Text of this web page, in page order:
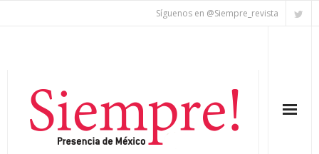
Síguenos en @Siempre_revista